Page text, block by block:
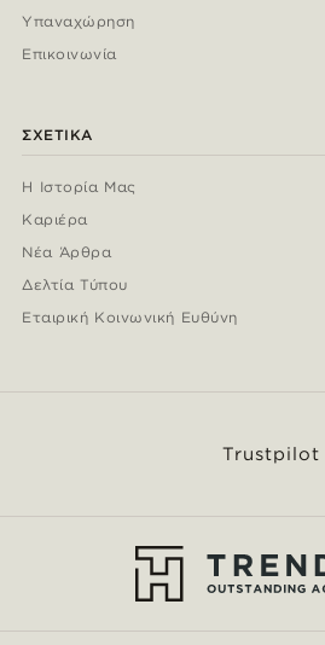
Υπαναχώρηση
Επικοινωνία
ΣΧΕΤΙΚΆ
Η Ιστορία Μας
Καριέρα
Νέα Άρθρα
Δελτία Τύπου
Εταιρική Κοινωνική Ευθύνη
Trustpilot